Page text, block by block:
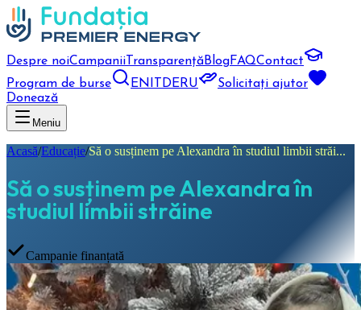
Despre noiCampanii TransparențăBlogFAQContact
Program de burse
EN DERU
Solicitați ajutor
Donează
Meniu
Acasă/Educație/Să o susținem pe Alexandra în studiul limbii străi...
Să o susținem pe Alexandra în
studiul limbii străine
Campanie finanțată